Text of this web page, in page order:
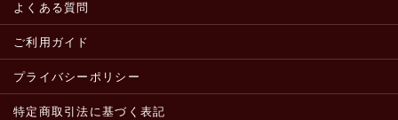
よくある質問
ご利用ガイド
プライバシーポリシー
特定商取引法に基づく表記